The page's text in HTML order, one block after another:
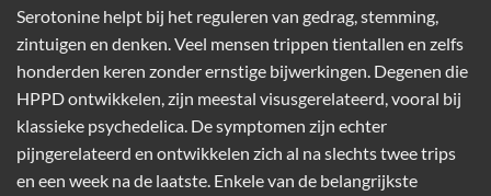
Serotonine helpt bij het reguleren van gedrag, stemming,
zintuigen en denken. Veel mensen trippen tientallen en zelfs
honderden keren zonder ernstige bijwerkingen. Degenen die
HPPD ontwikkelen, zijn meestal visusgerelateerd, vooral bij
klassieke psychedelica. De symptomen zijn echter
pijngerelateerd en ontwikkelen zich al na slechts twee trips
en een week na de laatste. Enkele van de belangrijkste